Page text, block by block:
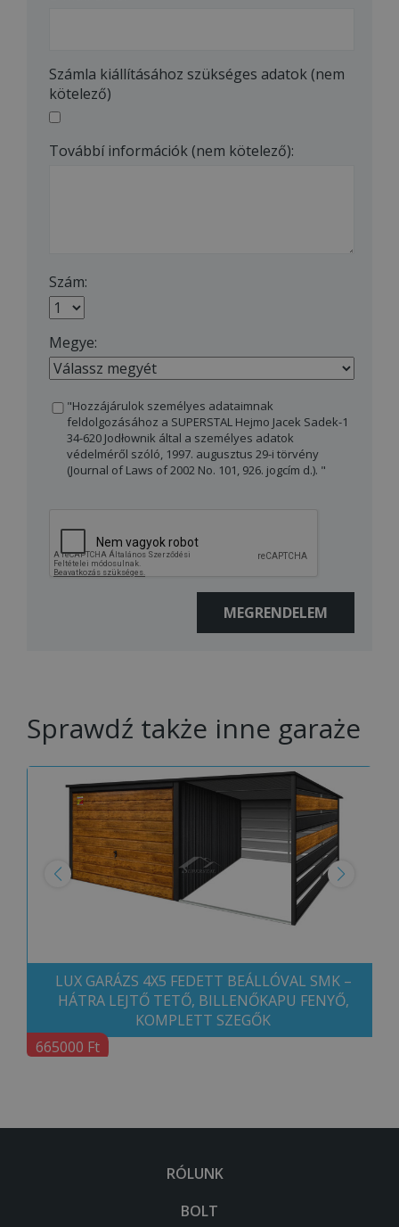
Számla kiállításához szükséges adatok (nem
kötelező)
Továbbí információk (nem kötelező):
Szám:
Megye:
"Hozzájárulok személyes adataimnak
feldolgozásához a SUPERSTAL Hejmo Jacek Sadek-1
34-620 Jodłownik által a személyes adatok
védelméről szóló, 1997. augusztus 29-i törvény
(Journal of Laws of 2002 No. 101, 926. jogcím d.). "
Sprawdź także inne garaże
LUX GARÁZS 4X5 FEDETT BEÁLLÓVAL SMK –
HÁTRA LEJTŐ TETŐ, BILLENŐKAPU FENYŐ,
KOMPLETT SZEGŐK
665000 Ft
RÓLUNK
BOLT